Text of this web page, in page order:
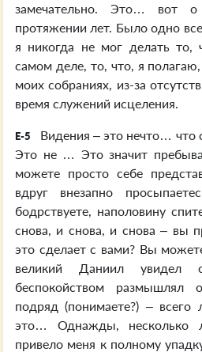
замечательно. Это… вот
протяжении лет. Было одно
я никогда не мог делать то,
самом деле, то, что, я
моих собраниях, из-за
время служений исцеления.
E-5
Видения – это нечто… что
Это не … Это значит
можете просто себе
вдруг внезапно
бодрствуете, наполовину
снова, и снова, и снова – вы
это сделает с вами? Вы
великий Даниил
беспокойством
подряд (понимаете?) –
это… Однажды, несколько
привело меня к полному